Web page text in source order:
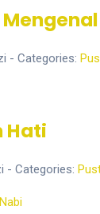
- Categories:
Hati
- Categories: